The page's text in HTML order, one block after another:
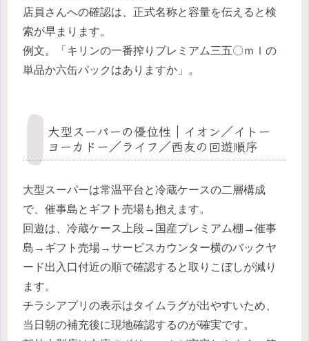
店員さんへの確認は、正式名称と容量を伝えると検
索が早まります。
例文。
「キリンの一番搾りプレミアム三五〇ｍｌの
単品か六缶パックはありますか」
。
大型スーパーの優位性｜イオン／イトー
ヨーカドー／ライフ／西友の回遊順序
大型スーパーは常温平台と冷蔵ケースの二層構成
で、催事島とギフト売場も抱えます。
回遊は、冷蔵ケース上段→国産プレミアム棚→催事
島→ギフト売場→サービスカウンター横のバックヤ
ード出入口付近の順で確認すると取りこぼしが減り
ます。
チラシアプリの表示はタイムラグが出やすいため、
当日朝の補充後に現地確認するのが確実です。